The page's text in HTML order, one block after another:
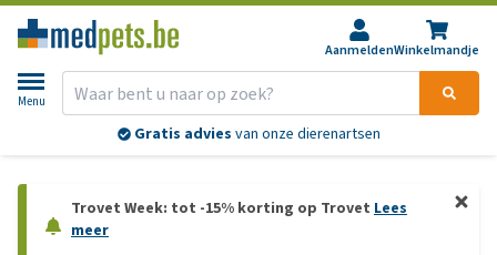
AanmeldenWinkelmandje
Menu
Gratis advies van onze dierenartsen
Trovet Week: tot -15% korting op Trovet Lees
meer